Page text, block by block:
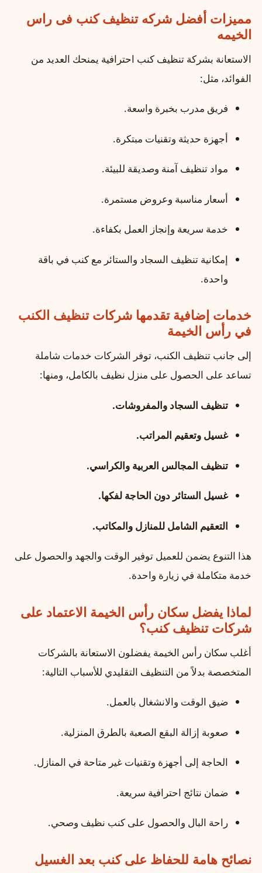
مميزات أفضل شركه تنظيف كنب فى راس
الخيمه
الاستعانة بشركة تنظيف كنب احترافية يمنحك العديد من
الفوائد، مثل:
فريق مدرب بخبرة واسعة.
أجهزة حديثة وتقنيات مبتكرة.
مواد تنظيف آمنة وصديقة للبيئة.
أسعار مناسبة وعروض مستمرة.
خدمة سريعة وإنجاز العمل بكفاءة.
إمكانية تنظيف السجاد والستائر مع كنب في باقة
واحدة.
خدمات إضافية تقدمها شركات تنظيف الكنب
في رأس الخيمة
إلى جانب تنظيف الكنب، توفر الشركات خدمات شاملة
تساعد على الحصول على منزل نظيف بالكامل، ومنها:
تنظيف السجاد والمفروشات.
غسيل وتعقيم المراتب.
تنظيف المجالس العربية والكراسي.
غسيل الستائر دون الحاجة لفكها.
التعقيم الشامل للمنازل والمكاتب.
هذا التنوع يضمن للعميل توفير الوقت والجهد والحصول على
خدمة متكاملة في زيارة واحدة.
لماذا يفضل سكان رأس الخيمة الاعتماد على
شركات تنظيف كنب؟
أغلب سكان رأس الخيمة يفضلون الاستعانة بالشركات
المتخصصة بدلاً من التنظيف التقليدي للأسباب التالية:
ضيق الوقت والانشغال بالعمل.
صعوبة إزالة البقع الصعبة بالطرق المنزلية.
الحاجة إلى أجهزة وتقنيات غير متاحة في المنازل.
ضمان نتائج احترافية سريعة.
راحة البال والحصول على كنب نظيف وصحي.
نصائح هامة للحفاظ على كنب بعد الغسيل